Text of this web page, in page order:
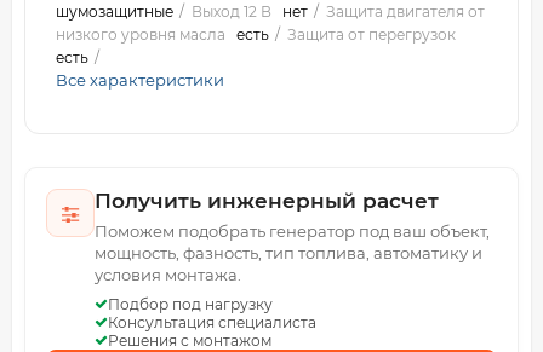
шумозащитные
Выход 12 В нет
Защита двигателя от
низкого уровня масла
есть
Защита от перегрузок
есть
Все характеристики
Получить инженерный расчет
Поможем подобрать генератор под ваш объект,
мощность, фазность, тип топлива, автоматику и
условия монтажа.
Подбор под нагрузку
Консультация специалиста
Решения с монтажом